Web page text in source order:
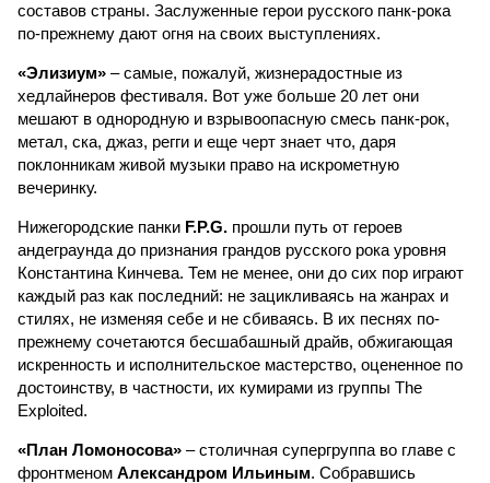
составов страны. Заслуженные герои русского панк-рока
по-прежнему дают огня на своих выступлениях.
«Элизиум» – самые, пожалуй, жизнерадостные из
хедлайнеров фестиваля. Вот уже больше 20 лет они
мешают в однородную и взрывоопасную смесь панк-рок,
метал, ска, джаз, регги и еще черт знает что, даря
поклонникам живой музыки право на искрометную
вечеринку.
Нижегородские панки F.P.G. прошли путь от героев
андеграунда до признания грандов русского рока уровня
Константина Кинчева. Тем не менее, они до сих пор играют
каждый раз как последний: не зацикливаясь на жанрах и
стилях, не изменяя себе и не сбиваясь. В их песнях по-
прежнему сочетаются бесшабашный драйв, обжигающая
искренность и исполнительское мастерство, оцененное по
достоинству, в частности, их кумирами из группы The
Exploited.
«План Ломоносова» – столичная супергруппа во главе с
фронтменом Александром Ильиным. Собравшись